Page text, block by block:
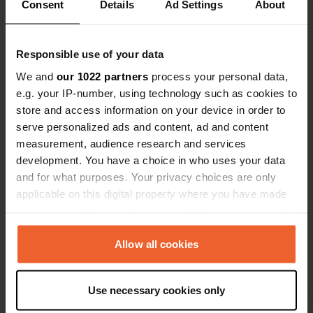
Consent Details Ad Settings About
Responsible use of your data
We and our 1022 partners process your personal data,
e.g. your IP-number, using technology such as cookies to
store and access information on your device in order to
serve personalized ads and content, ad and content
measurement, audience research and services
development. You have a choice in who uses your data
and for what purposes. Your privacy choices are only
applicable on this digital property where you have made
any time from the Cookie Declaration or by clicking on
the Privacy trigger icon.
Collect information about your geographical location
Allow all cookies
Use necessary cookies only
proximité de l'autoroute, et la piscine
est impeccable. Les emplacements
IMPORTANT : Pensez à apporter une
rallonge électrique très longue. Les
propriétaires, un couple de personnes
âgées très sympathiques, étaient
toujours disponibles et très
accueillants.
Es-tu déjà venu ici ?
Contact
Emplacement
Via Giacomo Quaranta 14
28831, Baveno, Italie
Coordonnées
45° 55' 40" N 8° 28' 11" E